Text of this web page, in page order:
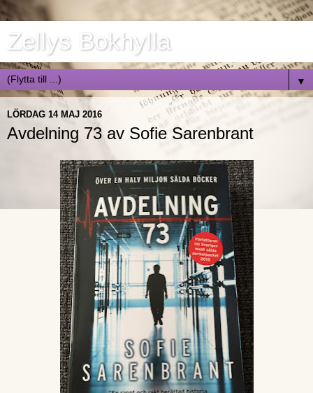
Zellys Bokhylla
▼
LÖRDAG 14 MAJ 2016
Avdelning 73 av Sofie Sarenbrant